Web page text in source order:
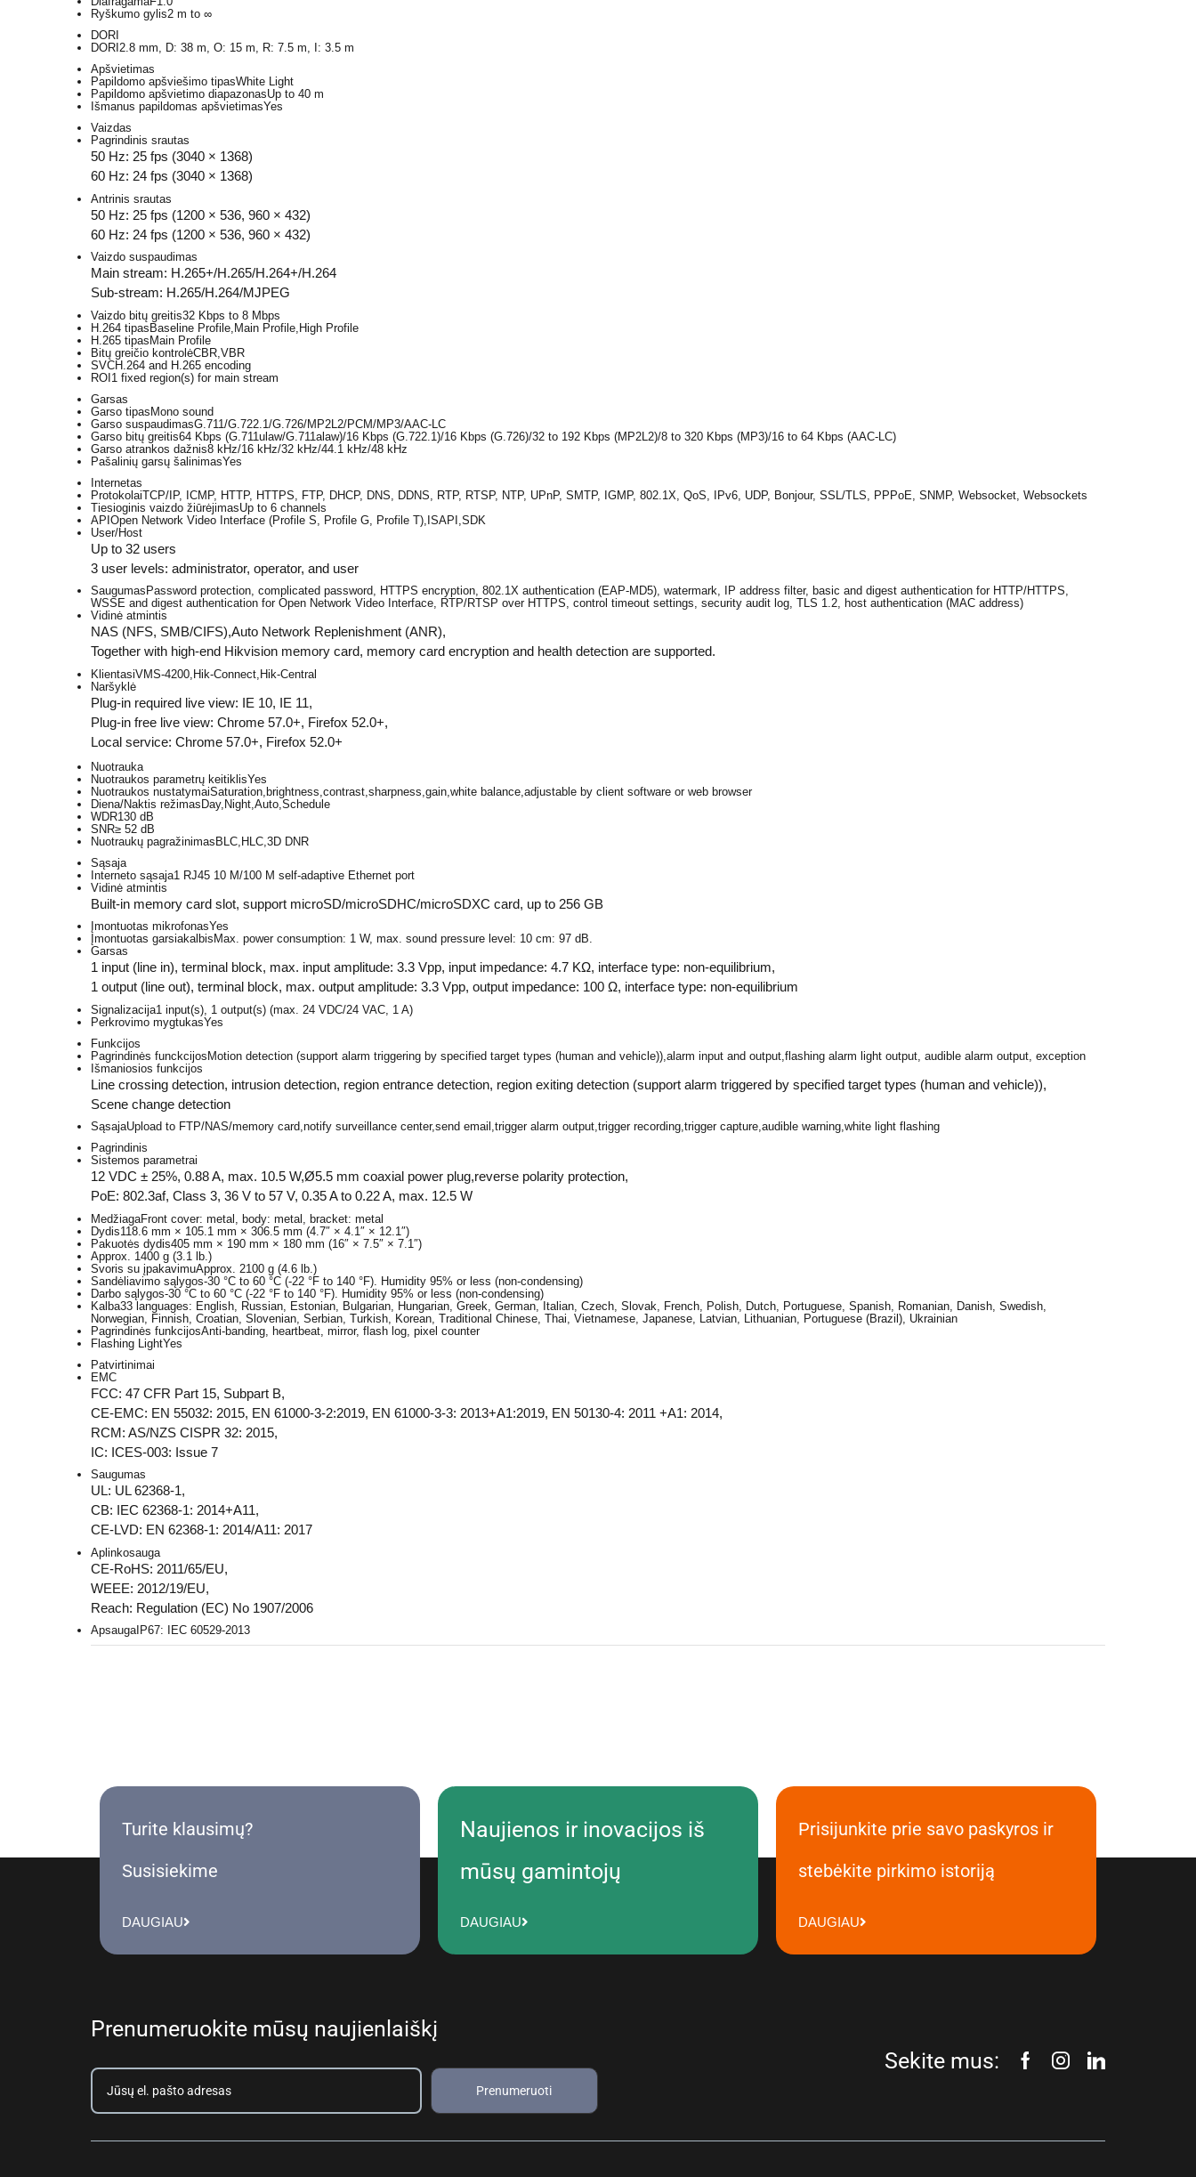
Ryškumo gylis2 m to ∞
DORI
DORI 2.8 mm, D: 38 m, O: 15 m, R: 7.5 m, I: 3.5 m
Apšvietimas
Papildomo apšviešimo tipasWhite Light
Papildomo apšvietimo diapazonasUp to 40 m
Išmanus papildomas apšvietimasYes
Vaizdas
Pagrindinis srautas
50 Hz: 25 fps (3040 × 1368)
60 Hz: 24 fps (3040 × 1368)
Antrinis srautas
50 Hz: 25 fps (1200 × 536, 960 × 432)
60 Hz: 24 fps (1200 × 536, 960 × 432)
Vaizdo suspaudimas
Main stream: H.265+/H.265/H.264+/H.264
Sub-stream: H.265/H.264/MJPEG
Vaizdo bitų greitis32 Kbps to 8 Mbps
H.264 tipasBaseline Profile,Main Profile,High Profile
H.265 tipasMain Profile
Bitų greičio kontrolėCBR,VBR
SVCH.264 and H.265 encoding
ROI1 fixed region(s) for main stream
Garsas
Garso tipasMono sound
Garso suspaudimasG.711/G.722.1/G.726/MP2L2/PCM/MP3/AAC-LC
Garso bitų greitis64 Kbps (G.711ulaw/G.711alaw)/16 Kbps (G.722.1)/16 Kbps (G.726)/32 to 192 Kbps (MP2L2)/8 to 320 Kbps (MP3)/16 to 64 Kbps (AAC-LC)
Garso atrankos dažnis8 kHz/16 kHz/32 kHz/44.1 kHz/48 kHz
Pašalinių garsų šalinimasYes
Internetas
ProtokolaiTCP/IP, ICMP, HTTP, HTTPS, FTP, DHCP, DNS, DDNS, RTP, RTSP, NTP, UPnP, SMTP, IGMP, 802.1X, QoS, IPv6, UDP, Bonjour, SSL/TLS, PPPoE, SNMP, Websocket, Websockets
Tiesioginis vaizdo žiūrėjimasUp to 6 channels
APIOpen Network Video Interface (Profile S, Profile G, Profile T),ISAPI,SDK
User/Host
Up to 32 users
3 user levels: administrator, operator, and user
Saugumas Password protection, complicated password, HTTPS encryption, 802.1X authentication (EAP-MD5), watermark, IP address filter, basic and digest authentication for HTTP/HTTPS,
WSSE and digest authentication for Open Network Video Interface, RTP/RTSP over HTTPS, control timeout settings, security audit log, TLS 1.2, host authentication (MAC address)
Vidinė atmintis
NAS (NFS, SMB/CIFS),Auto Network Replenishment (ANR),
Together with high-end Hikvision memory card, memory card encryption and health detection are supported.
KlientasiVMS-4200,Hik-Connect,Hik-Central
Naršyklė
Plug-in required live view: IE 10, IE 11,
Plug-in free live view: Chrome 57.0+, Firefox 52.0+,
Local service: Chrome 57.0+, Firefox 52.0+
Nuotrauka
Nuotraukos parametrų keitiklisYes
Nuotraukos nustatymaiSaturation,brightness,contrast,sharpness,gain,white balance,adjustable by client software or web browser
Diena/Naktis režimasDay,Night,Auto,Schedule
WDR130 dB
SNR≥ 52 dB
Nuotraukų pagražinimasBLC,HLC,3D DNR
Sąsaja
Interneto sąsaja1 RJ45 10 M/100 M self-adaptive Ethernet port
Vidinė atmintis
Built-in memory card slot, support microSD/microSDHC/microSDXC card, up to 256 GB
Įmontuotas mikrofonasYes
Įmontuotas garsiakalbis Max. power consumption: 1 W, max. sound pressure level: 10 cm: 97 dB.
Garsas
1 input (line in), terminal block, max. input amplitude: 3.3 Vpp, input impedance: 4.7 KΩ, interface type: non-equilibrium,
1 output (line out), terminal block, max. output amplitude: 3.3 Vpp, output impedance: 100 Ω, interface type: non-equilibrium
Signalizacija1 input(s), 1 output(s) (max. 24 VDC/24 VAC, 1 A)
Perkrovimo mygtukasYes
Funkcijos
Pagrindinės funckcijosMotion detection (support alarm triggering by specified target types (human and vehicle)),alarm input and output,flashing alarm light output, audible alarm output, exception
Išmaniosios funkcijos
Line crossing detection, intrusion detection, region entrance detection, region exiting detection (support alarm triggered by specified target types (human and vehicle)),
Scene change detection
SąsajaUpload to FTP/NAS/memory card,notify surveillance center,send email,trigger alarm output,trigger recording,trigger capture,audible warning,white light flashing
Pagrindinis
Sistemos parametrai
12 VDC ± 25%, 0.88 A, max. 10.5 W,Ø5.5 mm coaxial power plug,reverse polarity protection,
PoE: 802.3af, Class 3, 36 V to 57 V, 0.35 A to 0.22 A, max. 12.5 W
MedžiagaFront cover: metal, body: metal, bracket: metal
Dydis118.6 mm × 105.1 mm × 306.5 mm (4.7″ × 4.1″ × 12.1″)
Pakuotės dydis405 mm × 190 mm × 180 mm (16″ × 7.5″ × 7.1″)
Approx. 1400 g (3.1 lb.)
Svoris su įpakavimuApprox. 2100 g (4.6 lb.)
Sandėliavimo sąlygos-30 °C to 60 °C (-22 °F to 140 °F). Humidity 95% or less (non-condensing)
Darbo sąlygos-30 °C to 60 °C (-22 °F to 140 °F). Humidity 95% or less (non-condensing)
Kalba33 languages: English, Russian, Estonian, Bulgarian, Hungarian, Greek, German, Italian, Czech, Slovak, French, Polish, Dutch, Portuguese, Spanish, Romanian, Danish, Swedish,
Norwegian, Finnish, Croatian, Slovenian, Serbian, Turkish, Korean, Traditional Chinese, Thai, Vietnamese, Japanese, Latvian, Lithuanian, Portuguese (Brazil), Ukrainian
Pagrindinės funkcijosAnti-banding, heartbeat, mirror, flash log, pixel counter
Flashing LightYes
Patvirtinimai
EMC
FCC: 47 CFR Part 15, Subpart B,
CE-EMC: EN 55032: 2015, EN 61000-3-2:2019, EN 61000-3-3: 2013+A1:2019, EN 50130-4: 2011 +A1: 2014,
RCM: AS/NZS CISPR 32: 2015,
IC: ICES-003: Issue 7
Saugumas
UL: UL 62368-1,
CB: IEC 62368-1: 2014+A11,
CE-LVD: EN 62368-1: 2014/A11: 2017
Aplinkosauga
CE-RoHS: 2011/65/EU,
WEEE: 2012/19/EU,
Reach: Regulation (EC) No 1907/2006
ApsaugaIP67: IEC 60529-2013
Turite klausimų?
Susisiekime
DAUGIAU
Naujienos ir inovacijos iš
mūsų gamintojų
DAUGIAU
Prisijunkite prie savo paskyros ir
stebėkite pirkimo istoriją
DAUGIAU
Prenumeruokite mūsų naujienlaiškį
Prenumeruoti
Sekite mus: